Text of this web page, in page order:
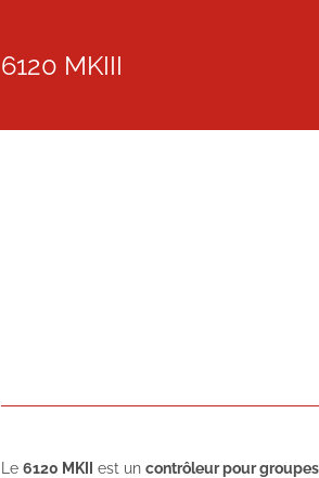
6120 MKIII
Le 6120 MKII est un contrôleur pour